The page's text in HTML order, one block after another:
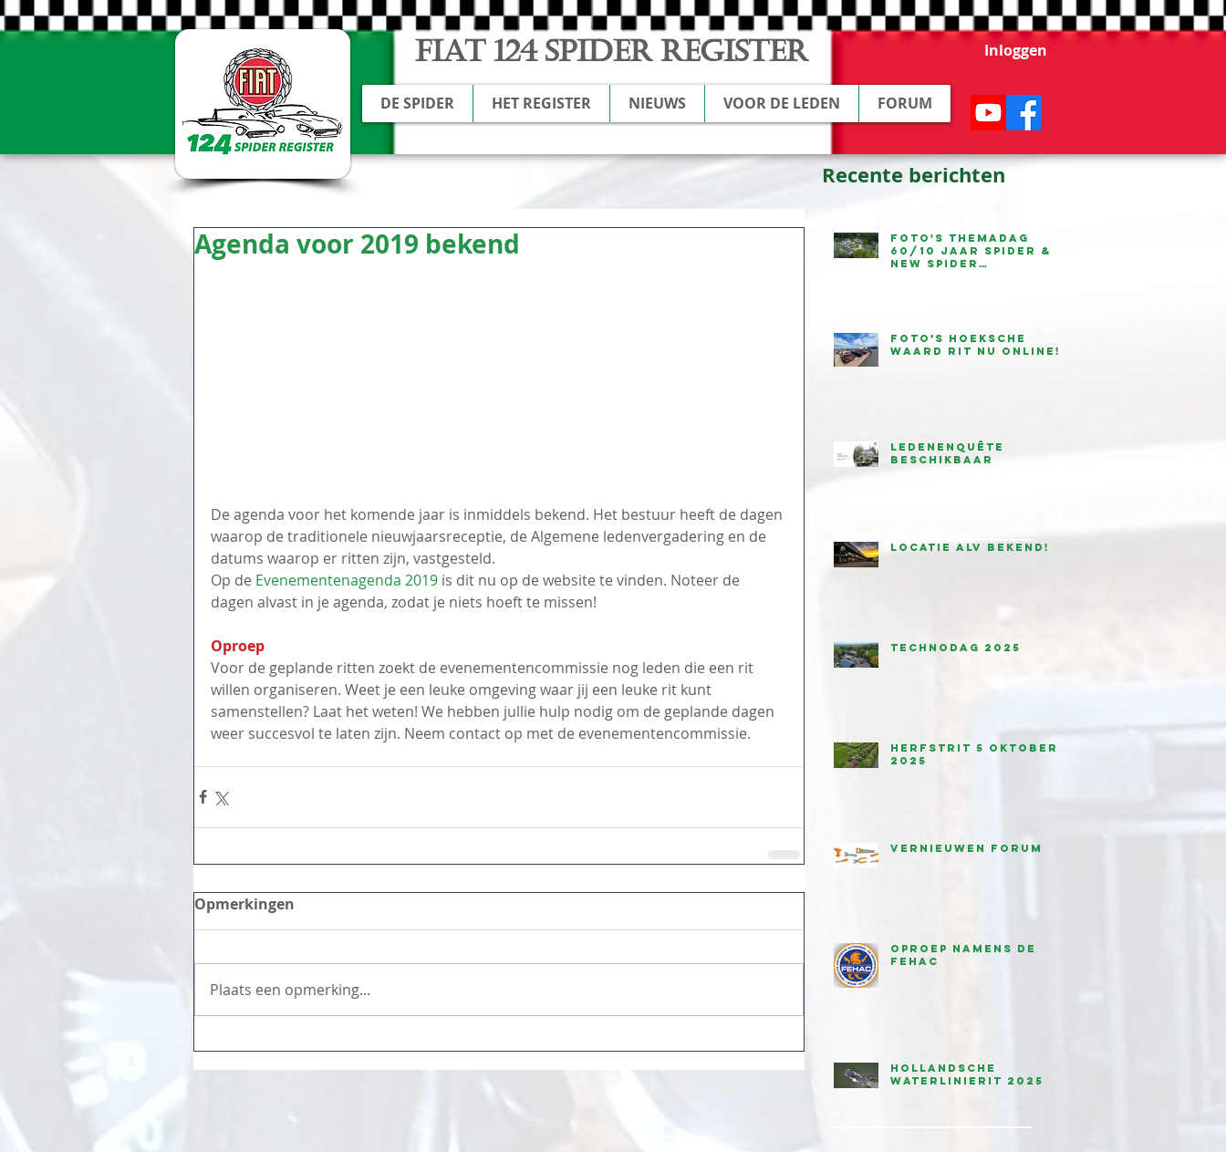
FIAT 124 SPIDER REGISTER
DE SPIDER HET REGISTER NIEUWS VOOR DE LEDEN FORUM
Inloggen
Recente berichten
Foto's Themadag
60/10 jaar Spider &
New Spider
Foto’s Hoeksche
Waard Rit nu online!
Ledenenquête
beschikbaar
Locatie ALV bekend!
Technodag 2025
Herfstrit 5 oktober
2025
Vernieuwen forum
Oproep namens de
FEHAC
Hollandsche
waterlinierit 2025
Agenda voor 2019 bekend
De agenda voor het komende jaar is inmiddels bekend. Het bestuur heeft de dagen
waarop de traditionele nieuwjaarsreceptie, de Algemene ledenvergadering en de
datums waarop er ritten zijn, vastgesteld.
Op de Evenementenagenda 2019 is dit nu op de website te vinden. Noteer de
dagen alvast in je agenda, zodat je niets hoeft te missen!
Oproep
Voor de geplande ritten zoekt de evenementencommissie nog leden die een rit
willen organiseren. Weet je een leuke omgeving waar jij een leuke rit kunt
samenstellen? Laat het weten! We hebben jullie hulp nodig om de geplande dagen
weer succesvol te laten zijn. Neem contact op met de evenementencommissie.
Opmerkingen
Plaats een opmerking...